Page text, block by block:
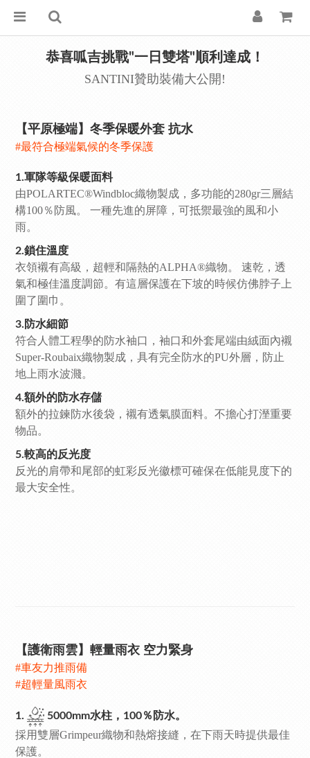
恭喜呱吉挑戰"一日雙塔"順利達成！
SANTINI贊助裝備大公開!
【平原極端】冬季保暖外套 抗水
#最符合極端氣候的冬季保護
1.軍隊等級保暖面料
由POLARTEC®Windbloc織物製成，多功能的280gr三層結
構100％防風。 一種先進的屏障，可抵禦最強的風和小
雨。
2.鎖住溫度
衣領襯有高級，超輕和隔熱的ALPHA®織物。 速乾，透
氣和極佳溫度調節。有這層保護在下坡的時候仿佛脖子上
圍了圍巾。
3.防水細節
符合人體工程學的防水袖口，袖口和外套尾端由絨面內襯
Super-Roubaix織物製成，具有完全防水的PU外層，防止
地上雨水波濺。
4.額外的防水存儲
額外的拉鍊防水後袋，襯有透氣膜面料。不擔心打溼重要
物品。
5.較高的反光度
反光的肩帶和尾部的虹彩反光徽標可確保在低能見度下的
最大安全性。
【護衛雨雲】輕量雨衣 空力緊身
#車友力推雨備
#超輕量風雨衣
1. 5000mm水柱，100％防水。
採用雙層Grimpeur織物和熱熔接縫，在下雨天時提供最佳
保護。